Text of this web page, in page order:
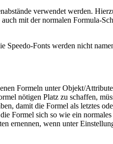
verwendet werden.
mit der normalen Formula-
Speedo-Fonts werden nicht
Formeln unter Objekt/
nötigen Platz zu schaffen,
damit die Formel als letztes
Formel sich so wie ein
ernennen, wenn unter